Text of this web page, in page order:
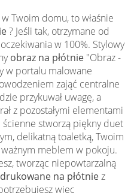
Twoim domu, to właśnie
? Jeśli tak, otrzymane od
w 100%. Stylowy
obraz na płótnie "Obraz -
w portalu malowane
zająć centralne
przykuwał uwagę, a
z pozostałymi elementami
stworzą piękny duet
delikatną toaletką, Twoim
meblem w pokoju.
tworząc niepowtarzalną
na płótniez
więc